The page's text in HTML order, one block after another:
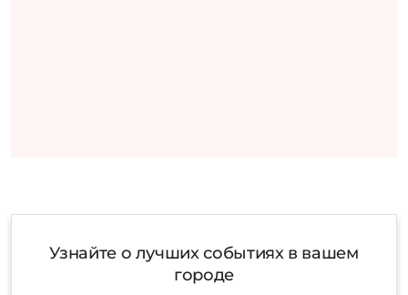
Узнайте о лучших событиях в вашем
городе